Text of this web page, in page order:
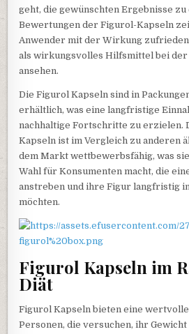
geht, die gewünschten Ergebnisse
Bewertungen der Figurol-Kapseln
Anwender mit der Wirkung
als wirkungsvolles Hilfsmittel bei
ansehen.
Die Figurol Kapseln sind in
erhältlich, was eine langfristige
nachhaltige Fortschritte zu erzielen.
Kapseln ist im Vergleich zu anderen
dem Markt wettbewerbsfähig, was
Wahl für Konsumenten macht, die
anstreben und ihre Figur langfristig
möchten.
Figurol Kapseln im
Diät
Figurol Kapseln bieten eine
Personen, die versuchen, ihr